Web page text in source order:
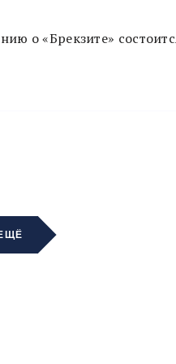
о «Брекзите»